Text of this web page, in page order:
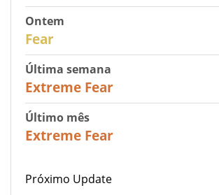
Ontem
Fear
Última semana
Extreme Fear
Último mês
Extreme Fear
Próximo Update